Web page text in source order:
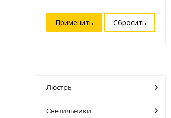
Люстры
Светильники